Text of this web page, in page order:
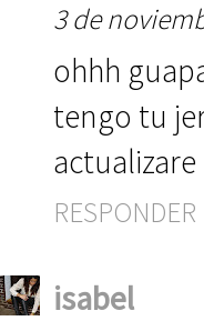
3 de
ohhh
tengo tu
actualizare
RESPONDER
isabel